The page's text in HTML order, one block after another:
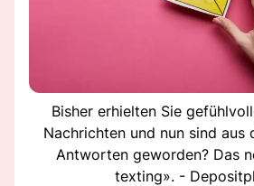
Bisher erhielten Sie
Nachrichten und nun sind aus
Antworten geworden? Das
texting». -